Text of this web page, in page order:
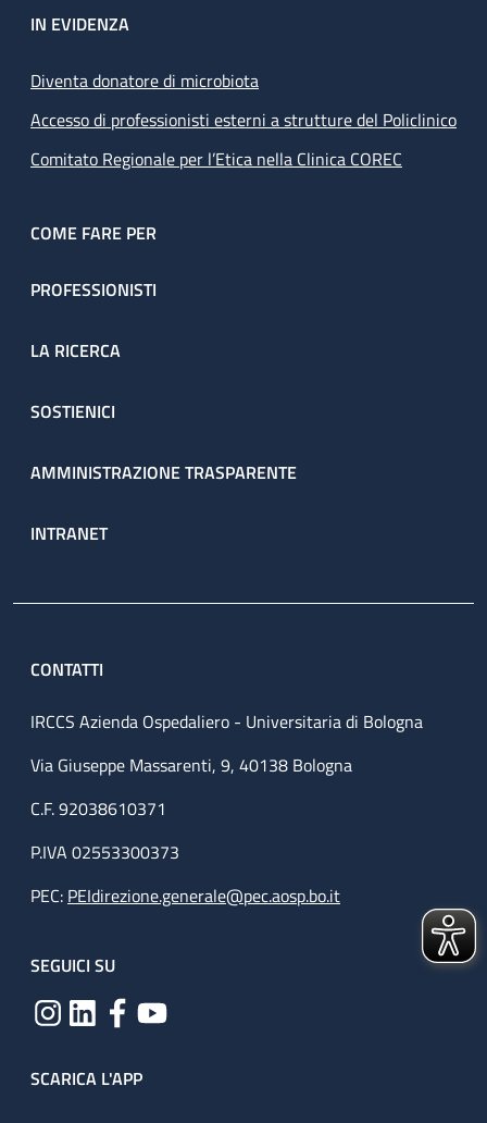
IN EVIDENZA
Diventa donatore di microbiota
Accesso di professionisti esterni a strutture del Policlinico
Comitato Regionale per l’Etica nella Clinica COREC
COME FARE PER
PROFESSIONISTI
LA RICERCA
SOSTIENICI
AMMINISTRAZIONE TRASPARENTE
INTRANET
CONTATTI
IRCCS Azienda Ospedaliero - Universitaria di Bologna
Via Giuseppe Massarenti, 9, 40138 Bologna
C.F. 92038610371
P.IVA 02553300373
PEC: PEIdirezione.generale@pec.aosp.bo.it
SEGUICI SU
SCARICA L'APP